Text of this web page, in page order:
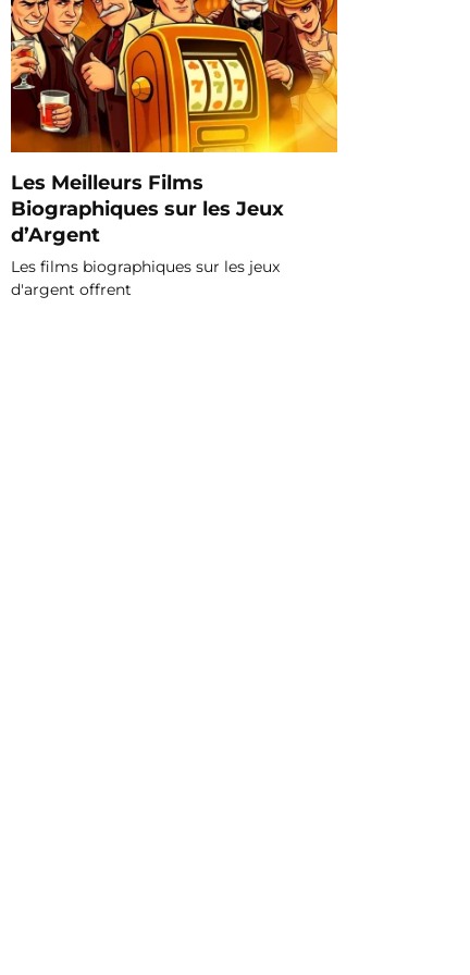
Les Meilleurs Films
Biographiques sur les Jeux
d’Argent
Les films biographiques sur les jeux
d'argent offrent